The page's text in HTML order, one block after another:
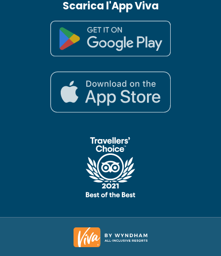
Scarica l'App Viva